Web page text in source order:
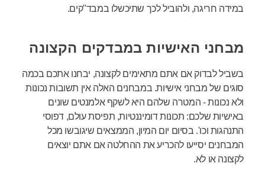
במידה חריגה, ולהוביל לכך שתיכשלו במבד"קים.
מבחני האישיות במבדקים הקצונה
בשביל לבדוק אם אתם מתאימים לקצונה, יבחנו אתכם בכמה
סוגים של מבחני אישיות. במבחנים האלה אין תשובות נכונות
ולא נכונות - המטרה שלהם היא לשקף אלמנטים שונים
באישיות שלכם: תכונות דומיננטיות, תפיסת עולם, דפוסי
התנהגות וכו'. בסיום יום המיון, הממצאים שיגובשו מכל
המבחנים יסייעו להכריע את ההחלטה אם אתם יוצאים
לקצונה או לא.